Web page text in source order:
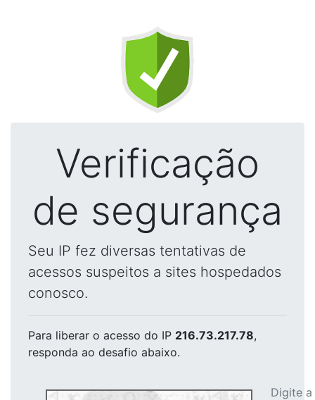
Verificação
de segurança
Seu IP fez diversas tentativas de
acessos suspeitos a sites hospedados
conosco.
Para liberar o acesso do IP 216.73.217.78,
responda ao desafio abaixo.
Digite